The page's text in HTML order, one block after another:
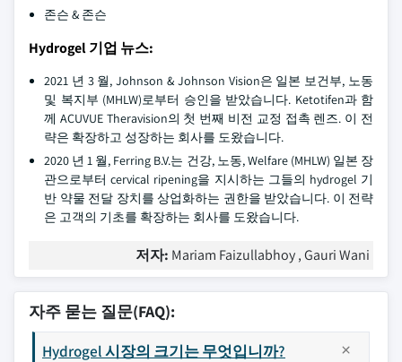
존슨 & 존슨
Hydrogel 기업 뉴스:
2021 년 3 월, Johnson & Johnson Vision은 일본 보건부, 노동
및 복지부 (MHLW)로부터 승인을 받았습니다. Ketotifen과 함
께 ACUVUE Theravision의 첫 번째 비전 교정 접촉 렌즈. 이 전
략은 확장하고 성장하는 회사를 도왔습니다.
2020 년 1 월, Ferring B.V.는 건강, 노동, Welfare (MHLW) 일본 장
관으로부터 cervical ripening을 지시하는 그들의 hydrogel 기
반 약물 전달 장치를 상업화하는 권한을 받았습니다. 이 전략
은 고객의 기초를 확장하는 회사를 도왔습니다.
저자: Mariam Faizullabhoy , Gauri Wani
자주 묻는 질문(FAQ):
Hydrogel 시장의 크기는 무엇입니까?